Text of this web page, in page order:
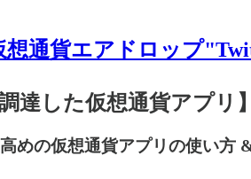
想通貨エアドロップ
達した仮想通貨アプリ】
めの仮想通貨アプリの使い方